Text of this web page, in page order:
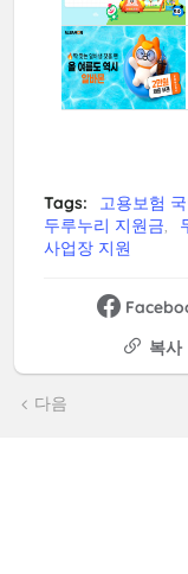
Tags: 고용보험
두루누리 지원금
사업장 지원
복사
다음